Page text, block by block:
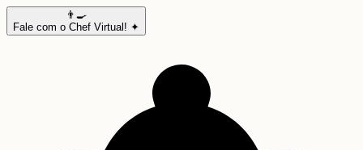
👨‍🍳
Fale com o Chef Virtual! ✦